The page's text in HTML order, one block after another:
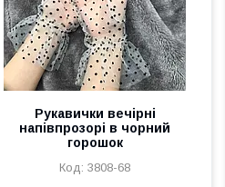
Рукавички вечірні
напівпрозорі в чорний
горошок
3808-68